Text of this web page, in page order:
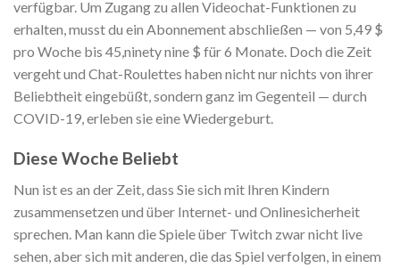
verfügbar. Um Zugang zu allen Videochat-Funktionen zu
erhalten, musst du ein Abonnement abschließen — von 5,49 $
pro Woche bis 45,ninety nine $ für 6 Monate. Doch die Zeit
vergeht und Chat-Roulettes haben nicht nur nichts von ihrer
Beliebtheit eingebüßt, sondern ganz im Gegenteil — durch
COVID-19, erleben sie eine Wiedergeburt.
Diese Woche Beliebt
Nun ist es an der Zeit, dass Sie sich mit Ihren Kindern
zusammensetzen und über Internet- und Onlinesicherheit
sprechen. Man kann die Spiele über Twitch zwar nicht live
sehen, aber sich mit anderen, die das Spiel verfolgen, in einem